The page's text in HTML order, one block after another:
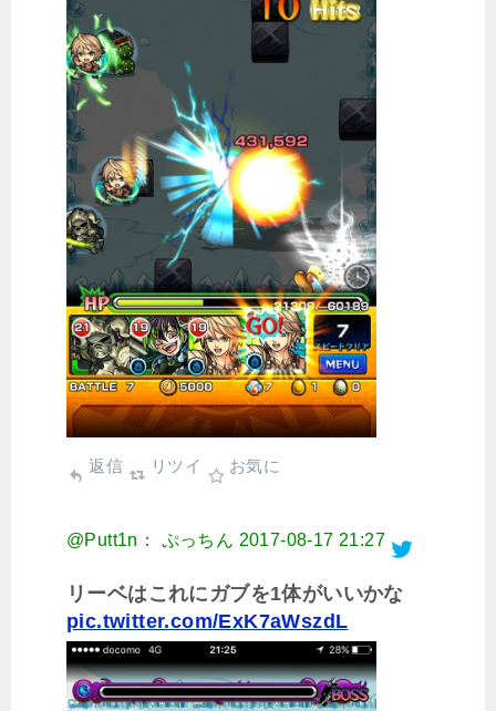
返信 リツイ お気に
@Putt1n： ぷっちん 2017-08-17 21:27
リーベはこれにガブを1体がいいかな
pic.twitter.com/ExK7aWszdL